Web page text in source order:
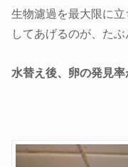
生物濾過を最大限に
してあげるのが、たぶ
水替え後、卵の発見率